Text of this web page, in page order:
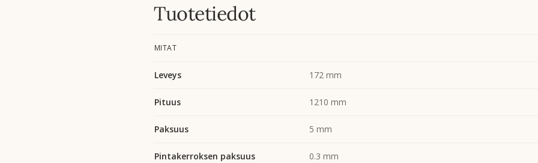
Tuotetiedot
MITAT
Leveys 172 mm
Pituus 1210 mm
Paksuus 5 mm
Pintakerroksen paksuus 0.3 mm